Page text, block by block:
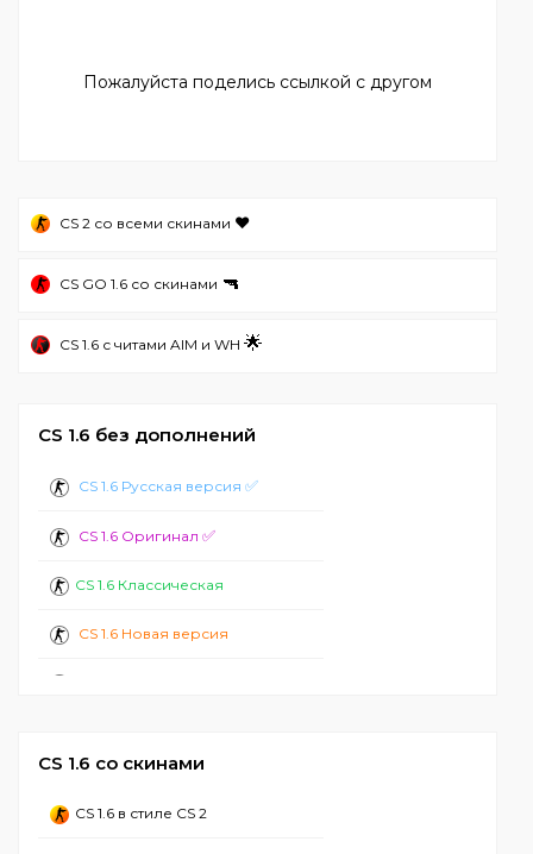
Пожалуйста поделись ссылкой с другом
CS 2 со всеми скинами ❤️
CS GO 1.6 со скинами 🔫
CS 1.6 с читами AIM и WH 🌟
CS 1.6 без дополнений
CS 1.6 Русская версия ✅
CS 1.6 Оригинал ✅
CS 1.6 Классическая
CS 1.6 Новая версия
CS 1.6 со скинами
CS 1.6 в стиле CS 2